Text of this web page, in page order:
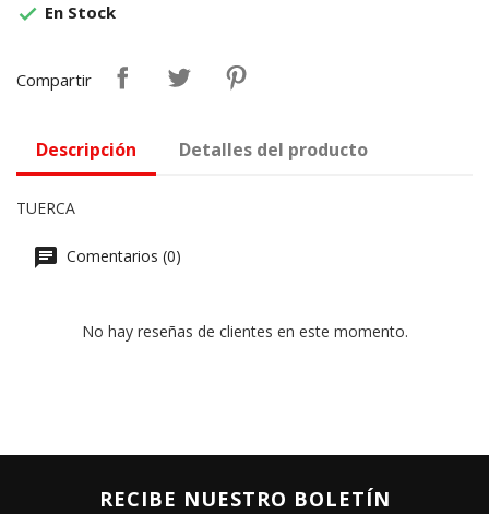
 En Stock
Compartir
Descripción Detalles del producto
TUERCA
Comentarios (0)
No hay reseñas de clientes en este momento.
RECIBE NUESTRO BOLETÍN